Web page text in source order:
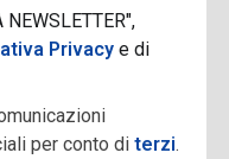
Privacye di
per conto diterzi.